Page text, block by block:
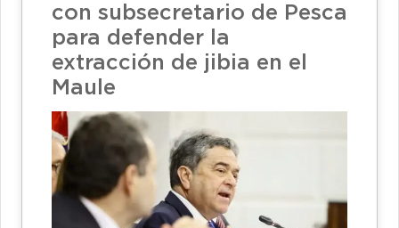
con subsecretario de Pesca
para defender la
extracción de jibia en el
Maule